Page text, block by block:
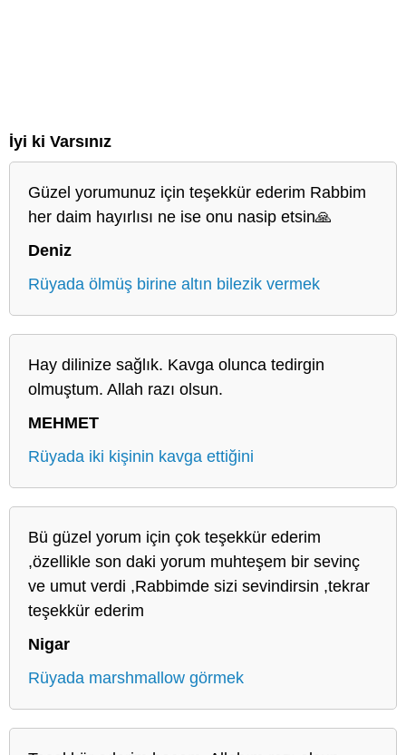
İyi ki Varsınız
Güzel yorumunuz için teşekkür ederim Rabbim
her daim hayırlısı ne ise onu nasip etsin🙏
Deniz
Rüyada ölmüş birine altın bilezik vermek
Hay dilinize sağlık. Kavga olunca tedirgin
olmuştum. Allah razı olsun.
MEHMET
Rüyada iki kişinin kavga ettiğini
Bü güzel yorum için çok teşekkür ederim
,özellikle son daki yorum muhteşem bir sevinç
ve umut verdi ,Rabbimde sizi sevindirsin ,tekrar
teşekkür ederim
Nigar
Rüyada marshmallow görmek